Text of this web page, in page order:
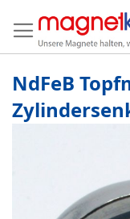
NdFeB